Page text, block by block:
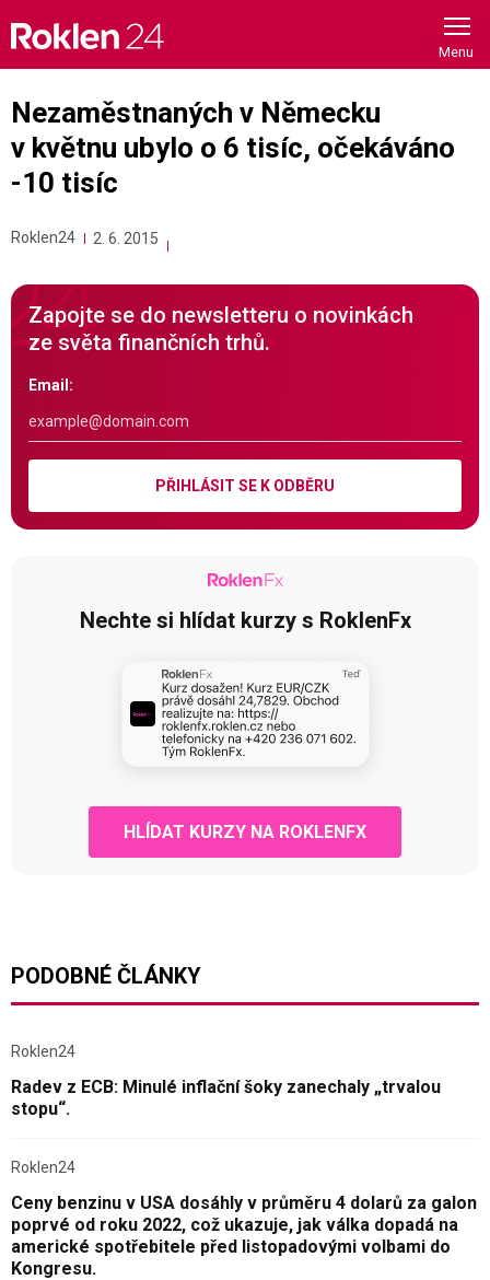
content
Nezaměstnaných v Německu
v květnu ubylo o 6 tisíc, očekáváno
-10 tisíc
Roklen24 2. 6. 2015
Zapojte se do newsletteru o novinkách
ze světa finančních trhů.
Email:
PŘIHLÁSIT SE K ODBĚRU
Nechte si hlídat kurzy s RoklenFx
HLÍDAT KURZY NA ROKLENFX
PODOBNÉ ČLÁNKY
Roklen24
Radev z ECB: Minulé inflační šoky zanechaly „trvalou
stopu“.
Roklen24
Ceny benzinu v USA dosáhly v průměru 4 dolarů za galon
poprvé od roku 2022, což ukazuje, jak válka dopadá na
americké spotřebitele před listopadovými volbami do
Kongresu.